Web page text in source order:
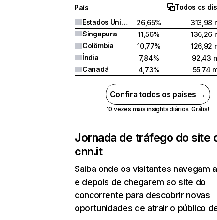
País
Todos os
Estados Unidos
26,65%
313,98
Singapura
11,56%
136,26
Colômbia
10,77%
126,92
Índia
7,84%
92,43
Canadá
4,73% 55,74
Confira todos os países →
10 vezes mais insights diários. Grátis!
Jornada de tráfego do site
cnn.it
Saiba onde os visitantes navegam
e depois de chegarem ao site do
concorrente para descobrir novas
oportunidades de atrair o público